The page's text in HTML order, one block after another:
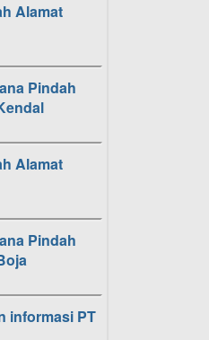
Alamat
Pindah
Alamat
Pindah
informasi PT